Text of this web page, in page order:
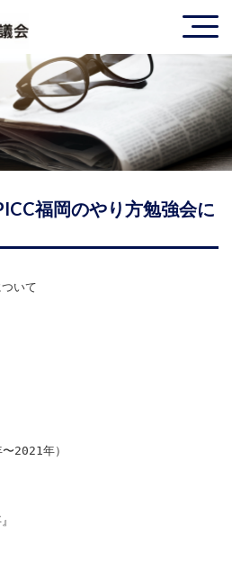
福岡のやり方勉強会に
いて
2021年）